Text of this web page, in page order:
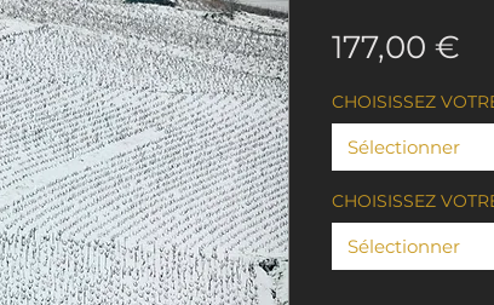
177,00 €
CHOISISSEZ
Sélectionner
CHOISISSEZ
Sélectionner